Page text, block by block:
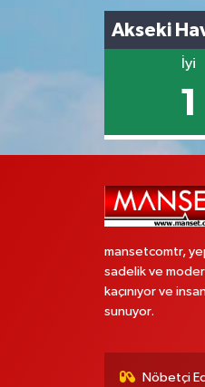
Akseki
İyi
1
mansetcomtr,
sadelik ve
kaçınıyor ve
sunuyor.
Nöbetçi